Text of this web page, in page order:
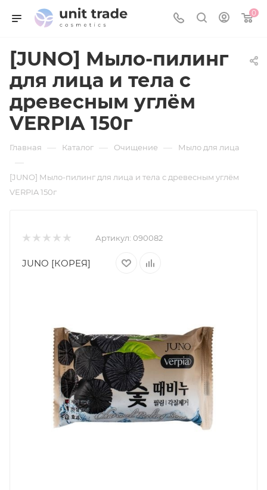
0
[JUNO] Мыло-пилинг
для лица и тела с
древесным углём
VERPIA 150г
Главная — Каталог — Очищение — Мыло для лица
—
[JUNO] Мыло-пилинг для лица и тела с древесным углём
VERPIA 150г
Артикул: 090082
JUNO [КОРЕЯ]